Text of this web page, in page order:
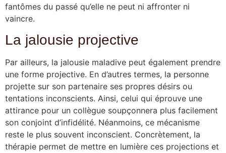
fantômes du passé qu’elle ne peut ni affronter ni
vaincre.
La jalousie projective
Par ailleurs, la jalousie maladive peut également prendre
une forme projective. En d’autres termes, la personne
projette sur son partenaire ses propres désirs ou
tentations inconscients. Ainsi, celui qui éprouve une
attirance pour un collègue soupçonnera plus facilement
son conjoint d’infidélité. Néanmoins, ce mécanisme
reste le plus souvent inconscient. Concrètement, la
thérapie permet de mettre en lumière ces projections et